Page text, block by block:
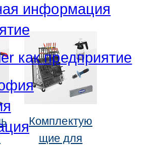
информация
как предприятие
Комплектую
щие для